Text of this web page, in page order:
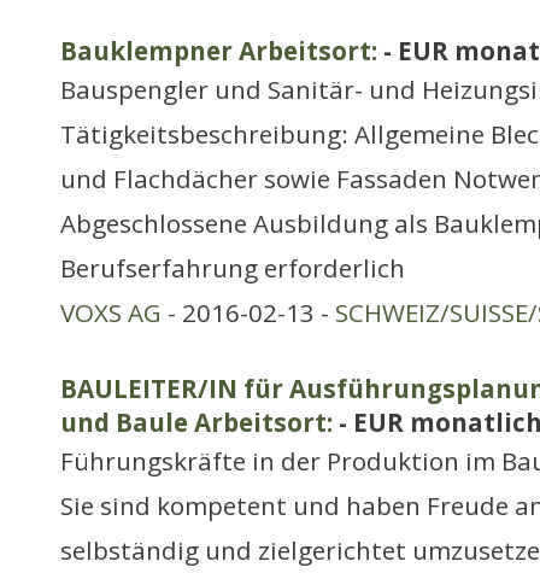
Bauklempner Arbeitsort: - EUR
Bauspengler und Sanitär- und
Tätigkeitsbeschreibung: Allgemeine
und Flachdächer sowie Fassaden
Abgeschlossene Ausbildung als
Berufserfahrung erforderlich
VOXS AG - 2016-02-13 - SCHWEIZ/
BAULEITER/IN für
und Baule Arbeitsort: - EUR
Führungskräfte in der Produktion im
Sie sind kompetent und haben Freude
selbständig und zielgerichtet